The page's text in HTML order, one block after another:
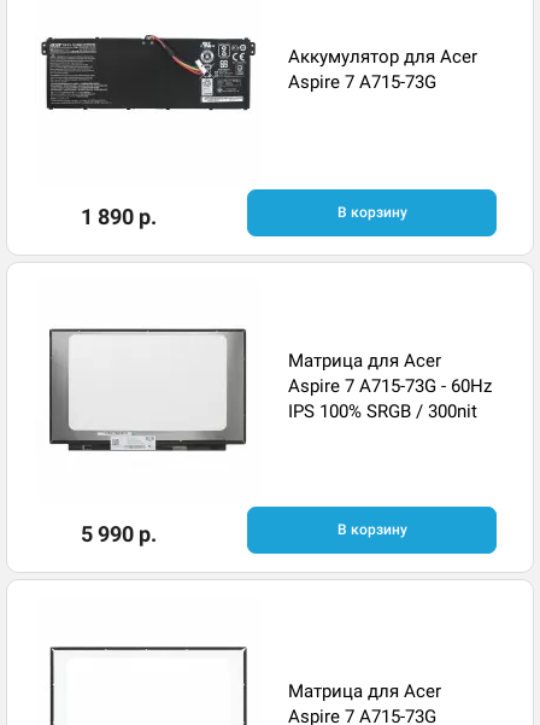
Аккумулятор для Acer
Aspire 7 A715-73G
1 890 р. В корзину
Матрица для Acer
Aspire 7 A715-73G - 60Hz
IPS 100% SRGB / 300nit
5 990 р. В корзину
Матрица для Acer
Aspire 7 A715-73G